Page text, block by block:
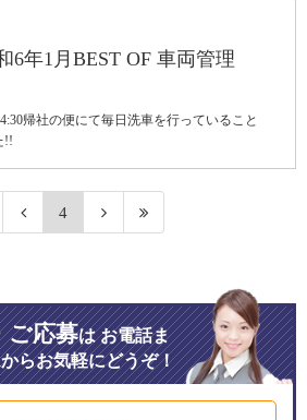
6年1月BEST OF 車両管理
帰社の便にて毎日洗車を行っていること
!!
4
ご応募はお電話ま
らお気軽にどうぞ！